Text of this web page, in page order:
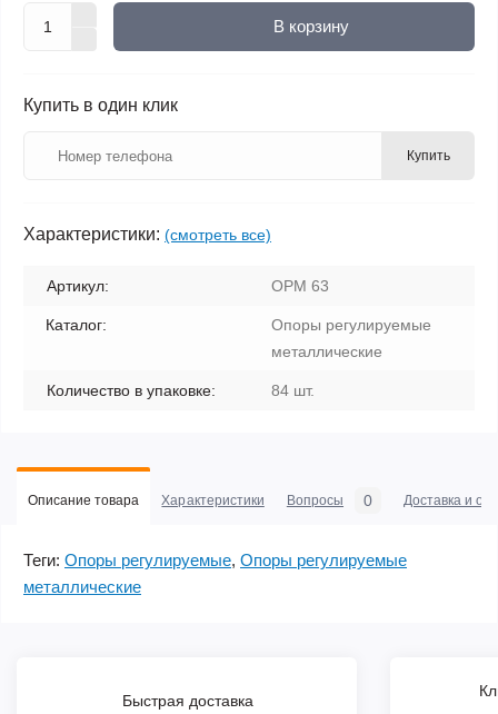
В корзину
Купить в один клик
Купить
Характеристики: (смотреть все)
Артикул: ОРМ 63
Каталог:
Опоры регулируемые
металлические
Количество в упаковке: 84 шт.
Описание товара Характеристики Вопросы 0 Доставка и
Теги: Опоры регулируемые, Опоры регулируемые
металлические
Быстрая доставка